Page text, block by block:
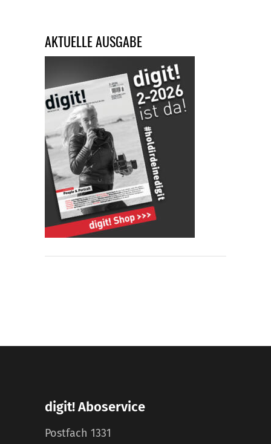
AKTUELLE AUSGABE
digit! Aboservice
Postfach 1331